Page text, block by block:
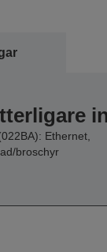
Ethernet,
broschyr